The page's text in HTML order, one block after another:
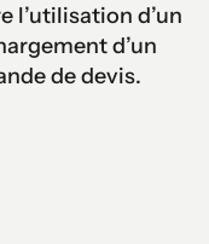
l’utilisation d’un
d’un
de devis.